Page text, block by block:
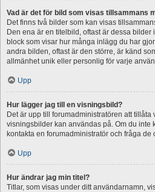
Vad är det för bild som visas tillsammans
Det finns två bilder som kan visas
Den ena är en titelbild, oftast är dessa bilder
block som visar hur många inlägg du har
andra bilden, oftast är den större, är känd
allmänhet unik eller personlig för varje
Upp
Hur lägger jag till en visningsbild?
Det är upp till forumadministratören att
visningsbilder kan användas på. Om du inte
kontakta en forumadministratör och fråga
Upp
Hur ändrar jag min titel?
Titlar, som visas under ditt användarnamn,